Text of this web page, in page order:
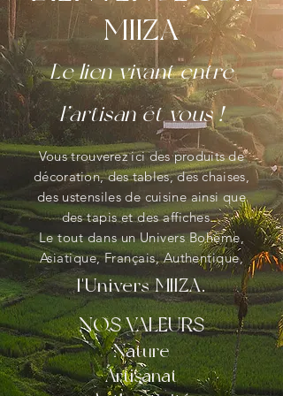
MIIZA
Le lien vivant entre
l’artisan et vous !
Vous trouverez ici des produits de
décoration, des tables, des chaises,
des ustensiles de cuisine ainsi que
destapis et des affiches...
Le toutdansun Univers Bohème,
Asiatique, Français, Authentique,
l'Univers MIIZA.
NOS VALEURS
Nature
Artisanat